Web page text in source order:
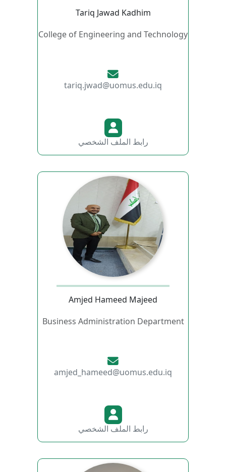
Tariq Jawad Kadhim
College of Engineering and Technology
tariq.jwad@uomus.edu.iq
رابط الملف الشخصي
Amjed Hameed Majeed
Business Administration Department
amjed_hameed@uomus.edu.iq
رابط الملف الشخصي